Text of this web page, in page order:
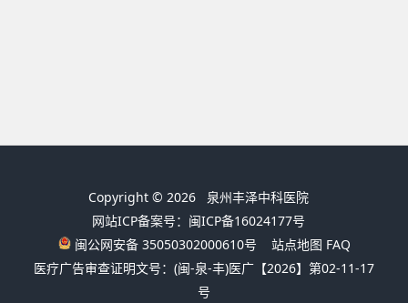
Copyright © 2026 泉州丰泽中科医院
网站ICP备案号：闽ICP备16024177号
闽公网安备 35050302000610号
站点地图 FAQ
医疗广告审查证明文号：(闽-泉-丰)医广【2026】第02-11-17
号